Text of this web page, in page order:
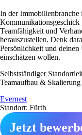
In der Immobilienbranche
Kommunikationsgeschick
Teamfähigkeit und
herauszustellen. Denk
Persönlichkeit und
einschätzen wollen.
Selbstständiger
Teamaufbau &
Evernest
Standort: Fürth
Jetzt